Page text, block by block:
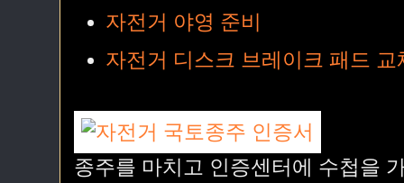
자전거 야영 준비
자전거 디스크 브레이크 패드 교
종주를 마치고 인증센터에 수첩을